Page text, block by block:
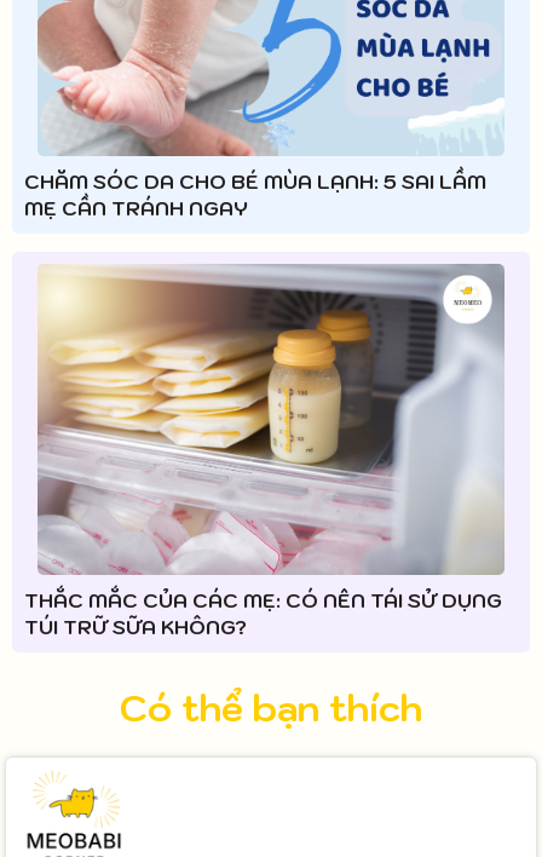
CHĂM SÓC DA CHO BÉ MÙA LẠNH: 5 SAI LẦM
MẸ CẦN TRÁNH NGAY
THẮC MẮC CỦA CÁC MẸ: CÓ NÊN TÁI SỬ DỤNG
TÚI TRỮ SỮA KHÔNG?
Có thể bạn thích